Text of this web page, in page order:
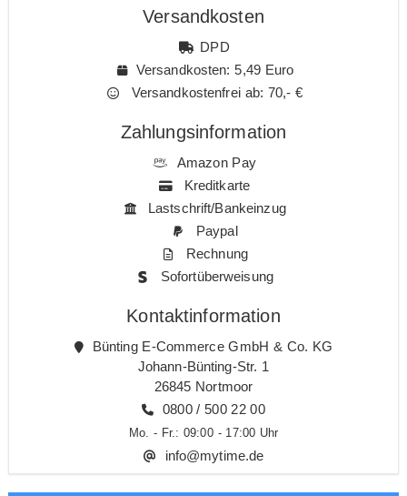
Versandkosten
DPD
Versandkosten: 5,49 Euro
Versandkostenfrei ab: 70,- €
Zahlungsinformation
Amazon Pay
Kreditkarte
Lastschrift/Bankeinzug
Paypal
Rechnung
Sofortüberweisung
Kontaktinformation
Bünting E-Commerce GmbH & Co. KG
Johann-Bünting-Str. 1
26845 Nortmoor
0800 / 500 22 00
Mo. - Fr.: 09:00 - 17:00 Uhr
info@mytime.de